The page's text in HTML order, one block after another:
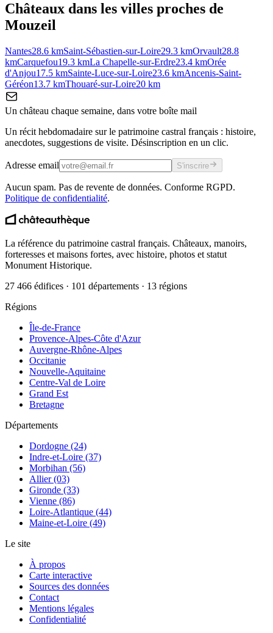
Châteaux dans les villes proches de
Mouzeil
Nantes28.6 kmSaint-Sébastien-sur-Loire29.3 kmOrvault28.8
kmCarquefou19.3 kmLa Chapelle-sur-Erdre23.4 kmOrée
d'Anjou17.5 kmSainte-Luce-sur-Loire23.6 kmAncenis-Saint-
Géréon13.7 kmThouaré-sur-Loire20 km
Un château chaque semaine, dans votre boîte mail
Un récit hebdomadaire sur le patrimoine castral français : histoire,
anecdotes, suggestions de visite. Désinscription en un clic.
Adresse email S'inscrire
Aucun spam. Pas de revente de données. Conforme RGPD.
Politique de confidentialité.
La référence du patrimoine castral français. Châteaux, manoirs,
forteresses et maisons fortes, avec histoire, photos et statut
Monument Historique.
27 466 édifices · 101 départements · 13 régions
Régions
Île-de-France
Provence-Alpes-Côte d'Azur
Auvergne-Rhône-Alpes
Occitanie
Nouvelle-Aquitaine
Centre-Val de Loire
Grand Est
Bretagne
Départements
Dordogne (24)
Indre-et-Loire (37)
Morbihan (56)
Allier (03)
Gironde (33)
Vienne (86)
Loire-Atlantique (44)
Maine-et-Loire (49)
Le site
À propos
Carte interactive
Sources des données
Contact
Mentions légales
Confidentialité